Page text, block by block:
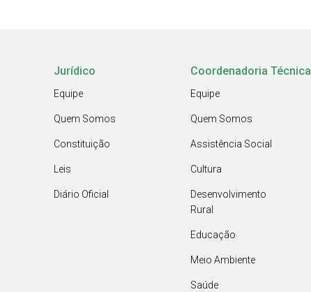
Jurídico
Equipe
Quem Somos
Constituição
Leis
Diário Oficial
Coordenadoria Técnica
Equipe
Quem Somos
Assistência Social
Cultura
Desenvolvimento
Rural
Educação
Meio Ambiente
Saúde